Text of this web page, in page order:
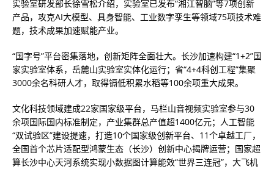
实验室研发部长徐雪松介绍，实验室已发布“湘江智脑”等7项创新
产品，攻克AI大模型、具身智能、工业数字孪生等领域75项技术难
题，技术成果加速赋能产业。
“国字号”平台密集落地，创新矩阵全面壮大。长沙加速构建“1+2”国
家实验室体系，岳麓山实验室实体化运行；省“4+4科创工程”集聚
3000余名科研人才，取得镉低积累水稻等100余项重大成果。
文化科技领域建成22家国家级平台，马栏山音视频实验室参与30
余项国际国内标准制定，产业集群总产值超1400亿元；人工智能
“双试验区”建设提速，打造10个国家级创新平台、11个卓越工厂，
全国首个芯片适配型鸿蒙生态（长沙）创新中心揭牌运营；国家超
算长沙中心天河系统实现小数据图计算能效“世界三连冠”，大飞机